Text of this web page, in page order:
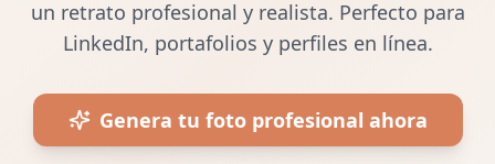
un retrato profesional y realista. Perfecto para
LinkedIn, portafolios y perfiles en línea.
Genera tu foto profesional ahora